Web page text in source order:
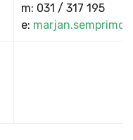
m: 031 / 317 195
e: